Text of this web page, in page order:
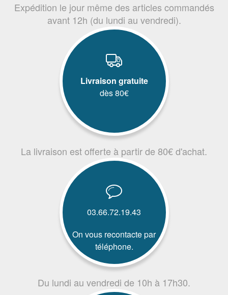
Expédition le jour même des articles commandés
avant 12h (du lundi au vendredi).
Livraison gratuite
dès 80€
La livraison est offerte à partir de 80€ d'achat.
03.66.72.19.43
On vous recontacte par
téléphone.
Du lundi au vendredi de 10h à 17h30.